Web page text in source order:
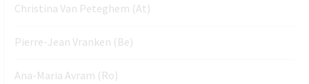
Christina Van Peteghem (At)
Pierre-Jean Vranken (Be)
Ana-Maria Avram (Ro)